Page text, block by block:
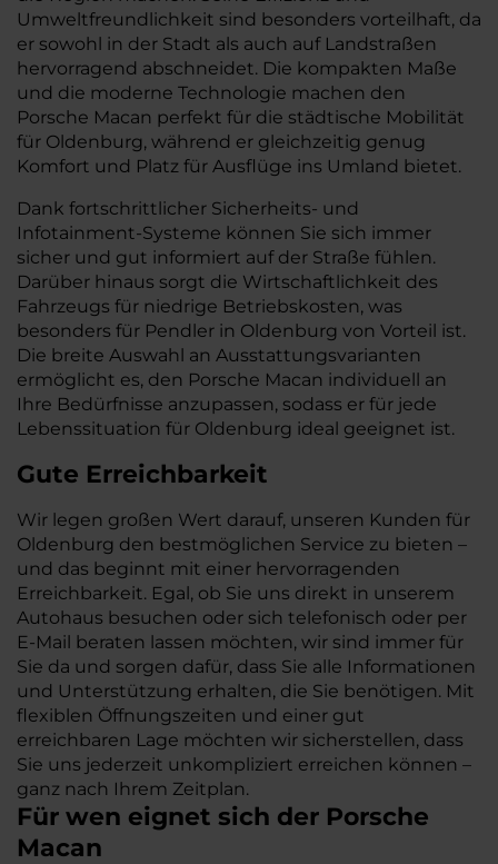
Umweltfreundlichkeit sind besonders vorteilhaft, da
er sowohl in der Stadt als auch auf Landstraßen
hervorragend abschneidet. Die kompakten Maße
und die moderne Technologie machen den
Porsche Macan perfekt für die städtische Mobilität
für Oldenburg, während er gleichzeitig genug
Komfort und Platz für Ausflüge ins Umland bietet.
Dank fortschrittlicher Sicherheits- und
Infotainment-Systeme können Sie sich immer
sicher und gut informiert auf der Straße fühlen.
Darüber hinaus sorgt die Wirtschaftlichkeit des
Fahrzeugs für niedrige Betriebskosten, was
besonders für Pendler in Oldenburg von Vorteil ist.
Die breite Auswahl an Ausstattungsvarianten
ermöglicht es, den Porsche Macan individuell an
Ihre Bedürfnisse anzupassen, sodass er für jede
Lebenssituation für Oldenburg ideal geeignet ist.
Gute Erreichbarkeit
Wir legen großen Wert darauf, unseren Kunden für
Oldenburg den bestmöglichen Service zu bieten –
und das beginnt mit einer hervorragenden
Erreichbarkeit. Egal, ob Sie uns direkt in unserem
Autohaus besuchen oder sich telefonisch oder per
E-Mail beraten lassen möchten, wir sind immer für
Sie da und sorgen dafür, dass Sie alle Informationen
und Unterstützung erhalten, die Sie benötigen. Mit
flexiblen Öffnungszeiten und einer gut
erreichbaren Lage möchten wir sicherstellen, dass
Sie uns jederzeit unkompliziert erreichen können –
ganz nach Ihrem Zeitplan.
Für wen eignet sich der Porsche
Macan